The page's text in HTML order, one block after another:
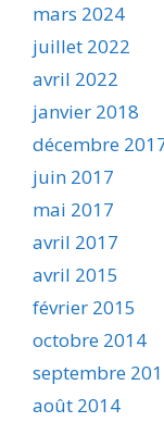
mars 2024
juillet 2022
avril 2022
janvier 2018
décembre
juin 2017
mai 2017
avril 2017
avril 2015
février 2015
octobre 2014
septembre
août 2014